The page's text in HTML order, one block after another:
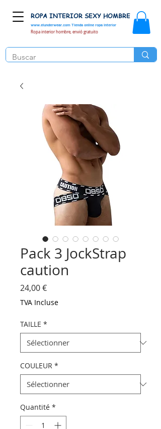
www.elunderwear.com Tienda online ropa interior
ROPA INTERIOR SEXY HOMBRE
Ropa interior hombre, envió gratuito
Pack 3 JockStrap
caution
24,00 €Prix
TVA Incluse
TAILLE *
COULEUR *
Quantité *